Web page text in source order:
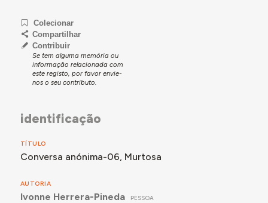
Colecionar
Compartilhar
Contribuir
Se tem alguma memória ou
informação relacionada com
este registo, por favor envie-
nos o seu contributo.
identificação
TÍTULO
Conversa anónima-06, Murtosa
AUTORIA
Ivonne Herrera-Pineda PESSOA